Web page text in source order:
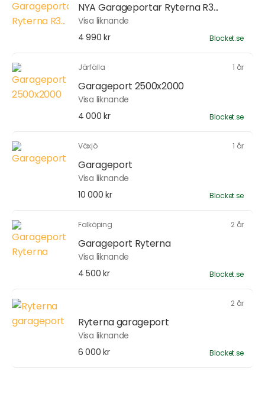
NYA Garageportar Ryterna R3...
Visa liknande
4 990 kr
Blocket.se
Järfälla 1 år
Garageport 2500x2000
Visa liknande
4 000 kr
Blocket.se
Växjö 1 år
Garageport
Visa liknande
10 000 kr
Blocket.se
Falköping 2 år
Garageport Ryterna
Visa liknande
4 500 kr
Blocket.se
2 år
Ryterna garageport
Visa liknande
6 000 kr
Blocket.se